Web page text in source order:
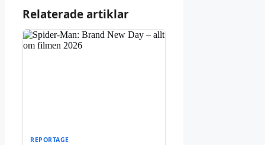
Relaterade artiklar
REPORTAGE